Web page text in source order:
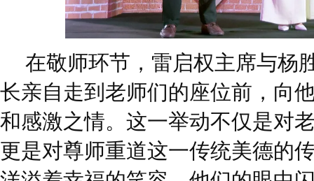
在敬师环节，雷启权主席与杨
长亲自走到老师们的座位前，向
和感激之情。这一举动不仅是对
更是对尊师重道这一传统美德的